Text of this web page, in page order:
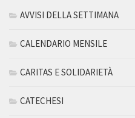
AVVISI DELLA SETTIMANA
CALENDARIO MENSILE
CARITAS E SOLIDARIETÀ
CATECHESI